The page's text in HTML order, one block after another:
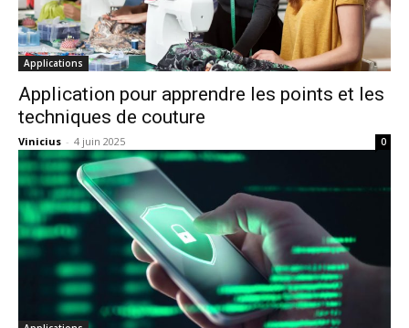
Applications
Application pour apprendre les points et les
techniques de couture
Vinicius - 4 juin 2025 0